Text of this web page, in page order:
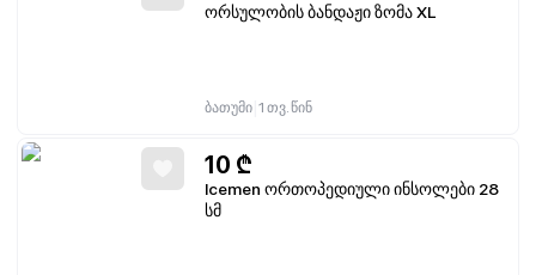
ორსულობის ბანდაჟი ზომა XL
ბათუმი 1 თვ. წინ
10 ₾
Icemen ორთოპედიული ინსოლები 28
სმ